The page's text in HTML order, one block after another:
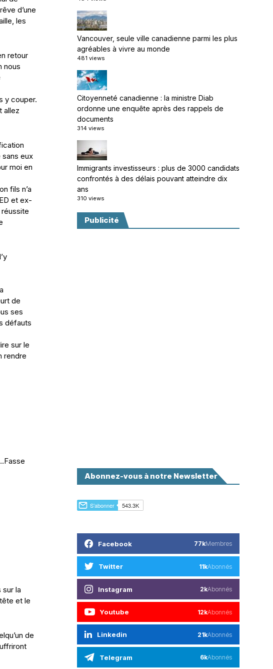
d’une
les
retour
nous
y couper.
allez
sans eux
moi en
fils n’a
et ex-
de
ses
défauts
sur le
rendre
sur la
et le
de
Vancouver, seule ville canadienne parmi les plus
agréables à vivre au monde
481 views
Citoyenneté canadienne : la ministre Diab
ordonne une enquête après des rappels de
documents
314 views
Immigrants investisseurs : plus de 3000 candidats
confrontés à des délais pouvant atteindre dix
ans
310 views
Publicité
Abonnez-vous à notre Newsletter
Facebook 77kMembres
Twitter 11kAbonnés
Instagram 2kAbonnés
Youtube 12kAbonnés
Linkedin 21kAbonnés
Telegram 6kAbonnés